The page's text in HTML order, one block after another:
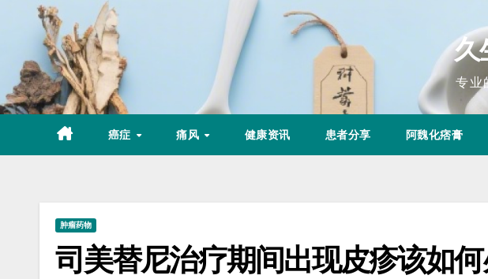
content
久
专业
癌症 痛风 健康资讯 患者分享 阿魏化痞膏
肿瘤药物
司美替尼治疗期间出现皮疹该如何